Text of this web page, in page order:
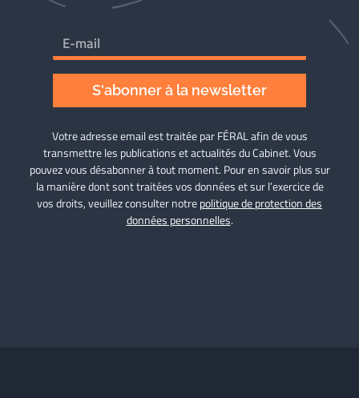
S'abonner à la newsletter
Votre adresse email est traitée par FÉRAL afin de vous
transmettre les publications et actualités du Cabinet. Vous
pouvez vous désabonner à tout moment. Pour en savoir plus sur
la manière dont sont traitées vos données et sur l’exercice de
vos droits, veuillez consulter notrepolitique de protection des
données personnelles.